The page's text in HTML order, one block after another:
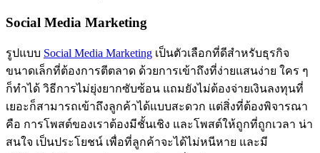
Social Media Marketing
รูปแบบ Social Media Marketing เป็นตัวเลือกที่ดีสำหรับธุรกิจ
ขนาดเล็กที่ต้องการตีตลาด ด้วยการเข้าถึงที่ง่ายแสนง่าย ใคร ๆ
ก็ทำได้ วิธีการไม่ยุ่งยากซับซ้อน แถมยังไม่ต้องจ่ายเงินลงทุนที่
เยอะก็สามารถเข้าถึงลูกค้าได้แบบสะดวก แต่สิ่งที่ต้องพิจารณา
คือ การโพสต์ของเราต้องมีชั้นเชิง และโพสต์ให้ถูกที่ถูกเวลา น่า
สนใจ เป็นประโยชน์ เพื่อที่ลูกค้าจะได้ไม่หนีหาย และมี